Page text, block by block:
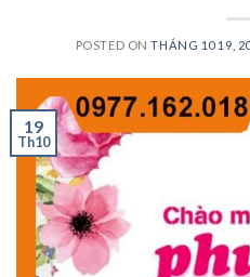
POSTED ONTHÁNG 10 19,
19
Th10